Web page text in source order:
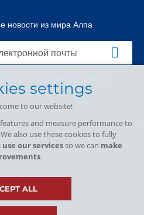
новости из мира Алпа
settings
to our website!
and measure performance to
also use these cookies to fully
use our servicesso we can make
.
ALL